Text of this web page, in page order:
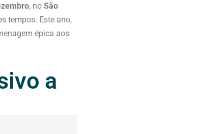
, no São
tempos. Este ano,
épica aos
a